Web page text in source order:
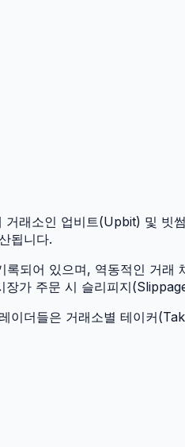
래소인 업비트(Upbit) 및
됩니다.
록되어 있으며, 역동적인 거래
가 주문 시 슬리피지
더들은 거래소별 테이커